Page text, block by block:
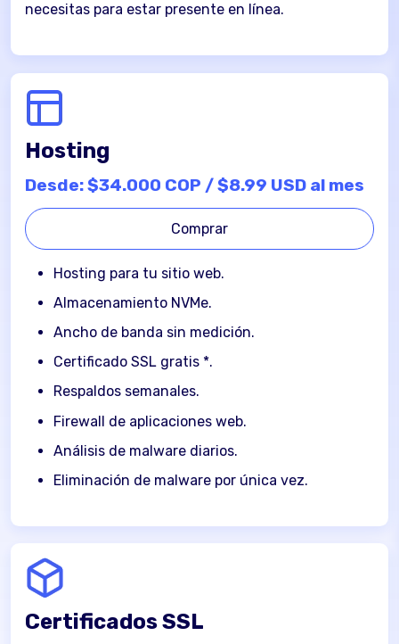
necesitas para estar presente en línea.
Hosting
Desde: $34.000 COP / $8.99 USD al mes
Comprar
Hosting para tu sitio web.
Almacenamiento NVMe.
Ancho de banda sin medición.
Certificado SSL gratis *.
Respaldos semanales.
Firewall de aplicaciones web.
Análisis de malware diarios.
Eliminación de malware por única vez.
Certificados SSL